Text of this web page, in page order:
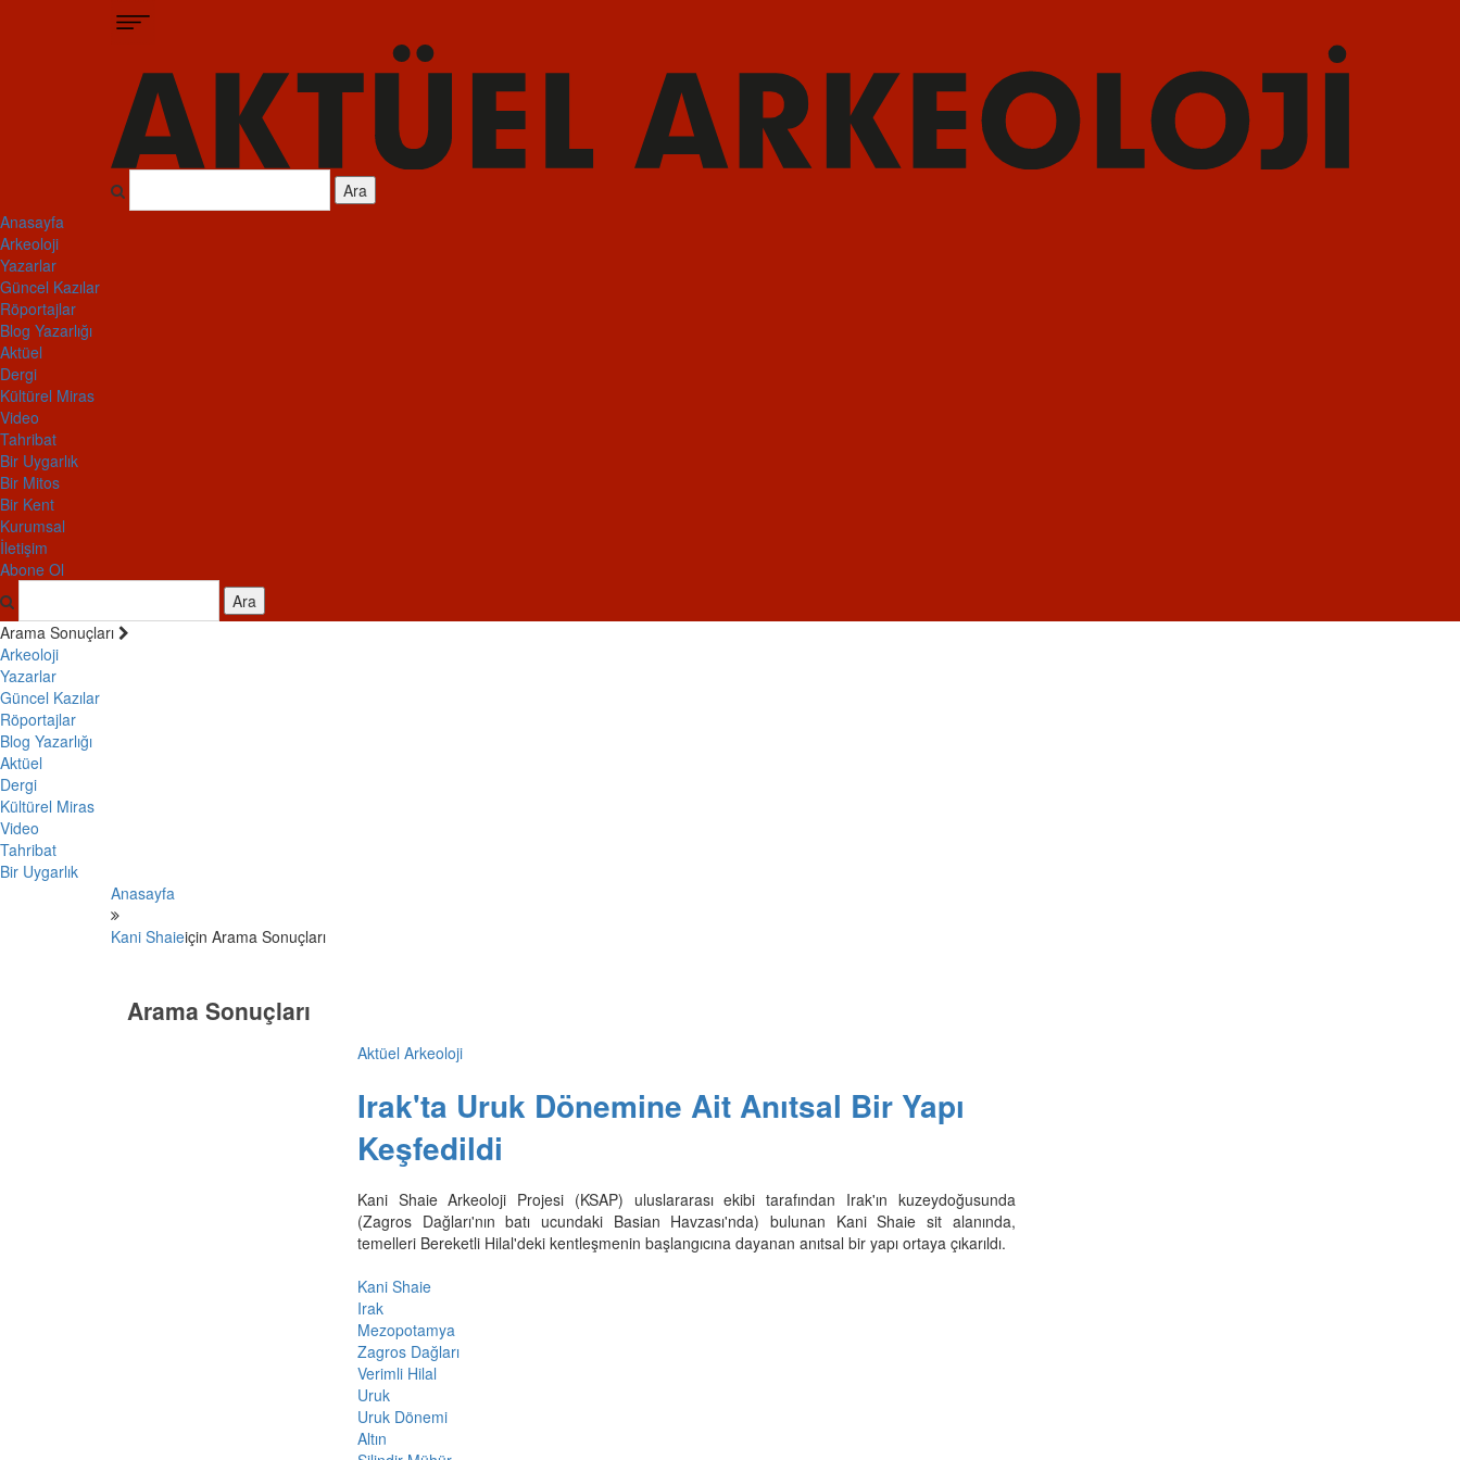
Ara
Anasayfa
Arkeoloji
Yazarlar
Güncel Kazılar
Röportajlar
Blog Yazarlığı
Aktüel
Dergi
Kültürel Miras
Video
Tahribat
Bir Uygarlık
Bir Mitos
Bir Kent
Kurumsal
İletişim
Abone Ol
Ara
Arama Sonuçları
Arkeoloji
Yazarlar
Güncel Kazılar
Röportajlar
Blog Yazarlığı
Aktüel
Dergi
Kültürel Miras
Video
Tahribat
Bir Uygarlık
Anasayfa
Kani Shaieiçin Arama Sonuçları
Arama Sonuçları
Aktüel Arkeoloji
Irak'ta Uruk Dönemine Ait Anıtsal Bir Yapı
Keşfedildi
Kani Shaie Arkeoloji Projesi (KSAP) uluslararası ekibi tarafından Irak'ın kuzeydoğusunda
(Zagros Dağları'nın batı ucundaki Basian Havzası'nda) bulunan Kani Shaie sit alanında,
temelleri Bereketli Hilal'deki kentleşmenin başlangıcına dayanan anıtsal bir yapı ortaya çıkarıldı.
Kani Shaie
Irak
Mezopotamya
Zagros Dağları
Verimli Hilal
Uruk
Uruk Dönemi
Altın